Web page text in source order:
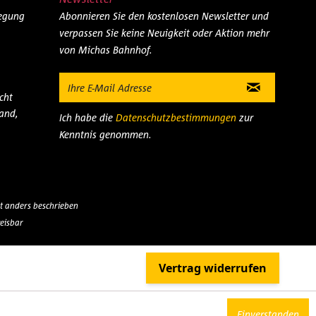
Abonnieren Sie den kostenlosen Newsletter und
verpassen Sie keine Neuigkeit oder Aktion mehr
von Michas Bahnhof.
Ich habe die Datenschutzbestimmungenzur
Kenntnis genommen.
anders beschrieben